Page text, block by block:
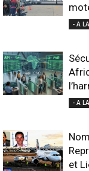
- A
- A
et